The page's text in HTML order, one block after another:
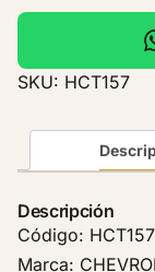
n
e
n
d
r
C
SKU: HCT157
Descripción
Código: HCT157
Marca: